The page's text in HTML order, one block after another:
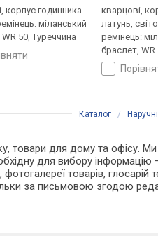
корпус годинника
міланський
50, Туреччина
кварцові,
латунь,
ремінець:
браслет, WR
Каталог /
товари для дому та офісу.
для вибору
фотогалереї товарів, глосарій
за письмовою згодою